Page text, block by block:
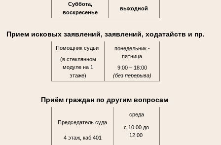
Суббота,
воскресенье
выходной
Прием исковых заявлений, заявлений, ходатайств и пр.
Помощник судьи
(в стеклянном
модуле на 1
этаже)
понедельник -
пятница
9:00 – 18:00
(без перерыва)
Приём граждан по другим вопросам
Председатель суда
4 этаж, каб.401
среда
с 10.00 до
12.00